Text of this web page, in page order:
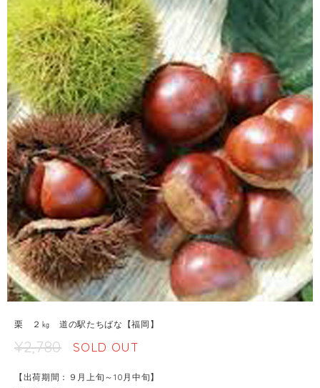
栗 ２㎏ 道の駅たちばな【福岡】
¥2,780 SOLD OUT
【出荷期間：９月上旬～10月中旬】